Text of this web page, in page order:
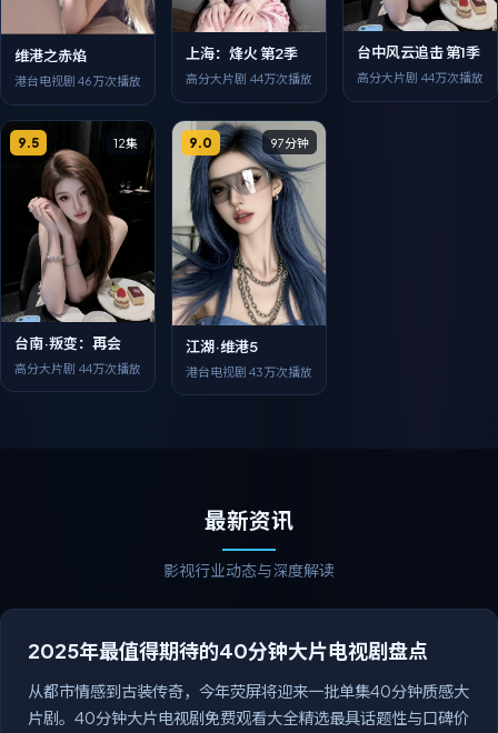
维港之赤焰
港台电视剧 46万次播放
上海：烽火 第2季
高分大片剧 44万次播放
台中风云追击 第1季
高分大片剧 44万次播放
9.5 12集
台南·叛变：再会
高分大片剧 44万次播放
9.0 97分钟
江湖·维港5
港台电视剧 43万次播放
最新资讯
影视行业动态与深度解读
2025年最值得期待的40分钟大片电视剧盘点
从都市情感到古装传奇，今年荧屏将迎来一批单集40分钟质感大
片剧。40分钟大片电视剧免费观看大全精选最具话题性与口碑价